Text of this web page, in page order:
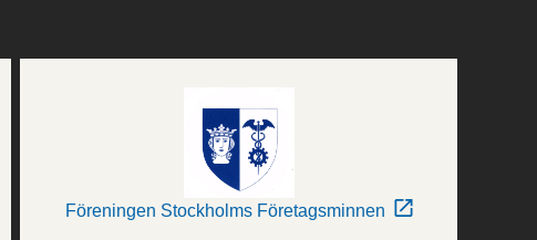
Föreningen Stockholms Företagsminnen